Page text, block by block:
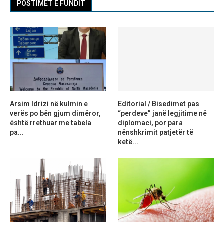
POSTIMET E FUNDIT
Arsim Idrizi në kulmin e
verës po bën gjum dimëror,
është rrethuar me tabela
pa...
Editorial / Bisedimet pas
“perdeve” janë legjitime në
diplomaci, por para
nënshkrimit patjetër të
ketë...